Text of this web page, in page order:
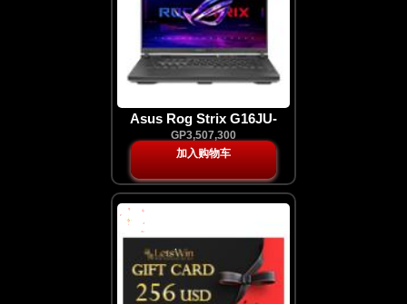
Asus Rog Strix G16JU-
HN108W N3252W
GP3,507,300
加入购物车